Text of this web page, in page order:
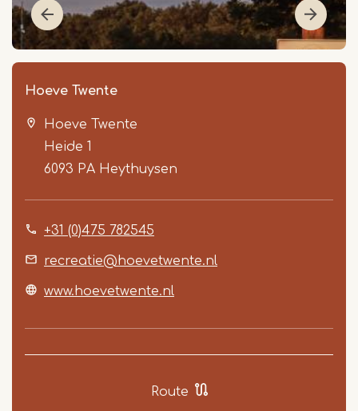
Hoeve Twente
Hoeve Twente
Heide 1
6093 PA Heythuysen
+31 (0)475 782545
recreatie@hoevetwente.nl
www.hoevetwente.nl
Route
Item